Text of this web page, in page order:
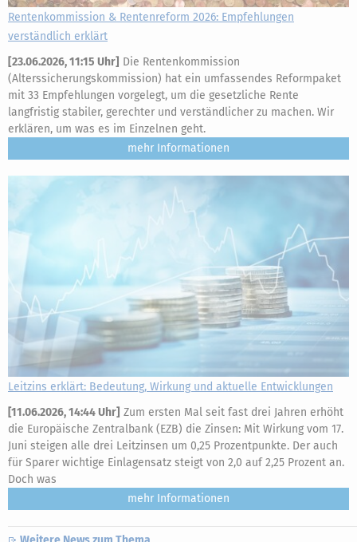
Rentenkommission & Rentenreform 2026: Empfehlungen
verständlich erklärt
[23.06.2026, 11:15 Uhr] Die Rentenkommission
(Alterssicherungskommission) hat ein umfassendes Reformpaket
mit 33 Empfehlungen vorgelegt, um die gesetzliche Rente
langfristig stabiler, gerechter und verständlicher zu machen. Wir
erklären, um was es im Einzelnen geht.
mehr
Leitzins erklärt: Bedeutung, Wirkung und aktuelle Entwicklungen
[11.06.2026, 14:44 Uhr] Zum ersten Mal seit fast drei Jahren erhöht
die Europäische Zentralbank (EZB) die Zinsen: Mit Wirkung vom 17.
Juni steigen alle drei Leitzinsen um 0,25 Prozentpunkte. Der auch
für Sparer wichtige Einlagensatz steigt von 2,0 auf 2,25 Prozent an.
Doch was
mehr